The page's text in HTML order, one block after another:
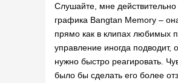
Слушайте, мне
графика Bangtan Memory –
прямо как в клипах любимых
управление иногда подводит,
нужно быстро реагировать.
было бы сделать его более